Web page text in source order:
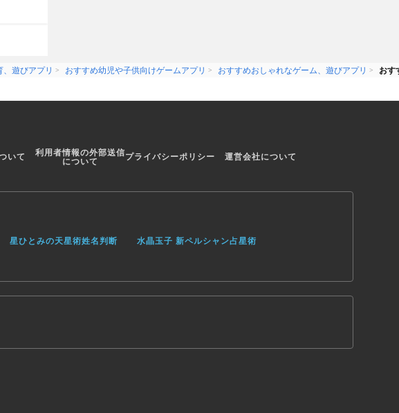
遊びアプリ おすすめ幼児や子供向けゲームアプリ おすすめおしゃれなゲーム、遊びアプリ
おす
いて 利用者情報の外部送信
について プライバシーポリシー 運営会社について
星ひとみの天星術姓名判断
水晶玉子 新ペルシャン占星術